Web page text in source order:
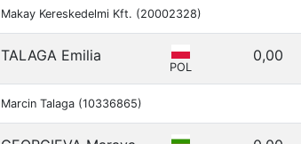
Makay Kereskedelmi Kft. (20002328)
TALAGA Emilia
POL
0,00
Marcin Talaga (10336865)